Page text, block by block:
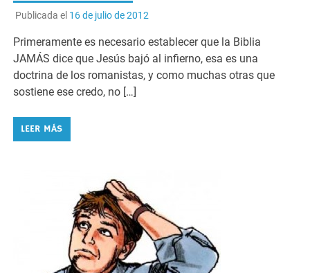
Publicada el 16 de julio de 2012
Primeramente es necesario establecer que la Biblia
JAMÁS dice que Jesús bajó al infierno, esa es una
doctrina de los romanistas, y como muchas otras que
sostiene ese credo, no […]
LEER MÁS